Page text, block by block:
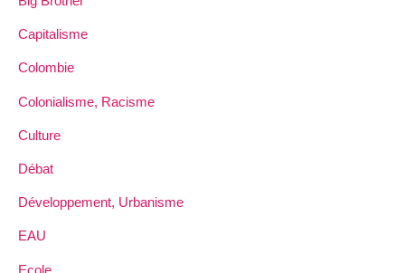
Capitalisme
Colombie
Colonialisme, Racisme
Culture
Débat
Développement, Urbanisme
EAU
Ecole